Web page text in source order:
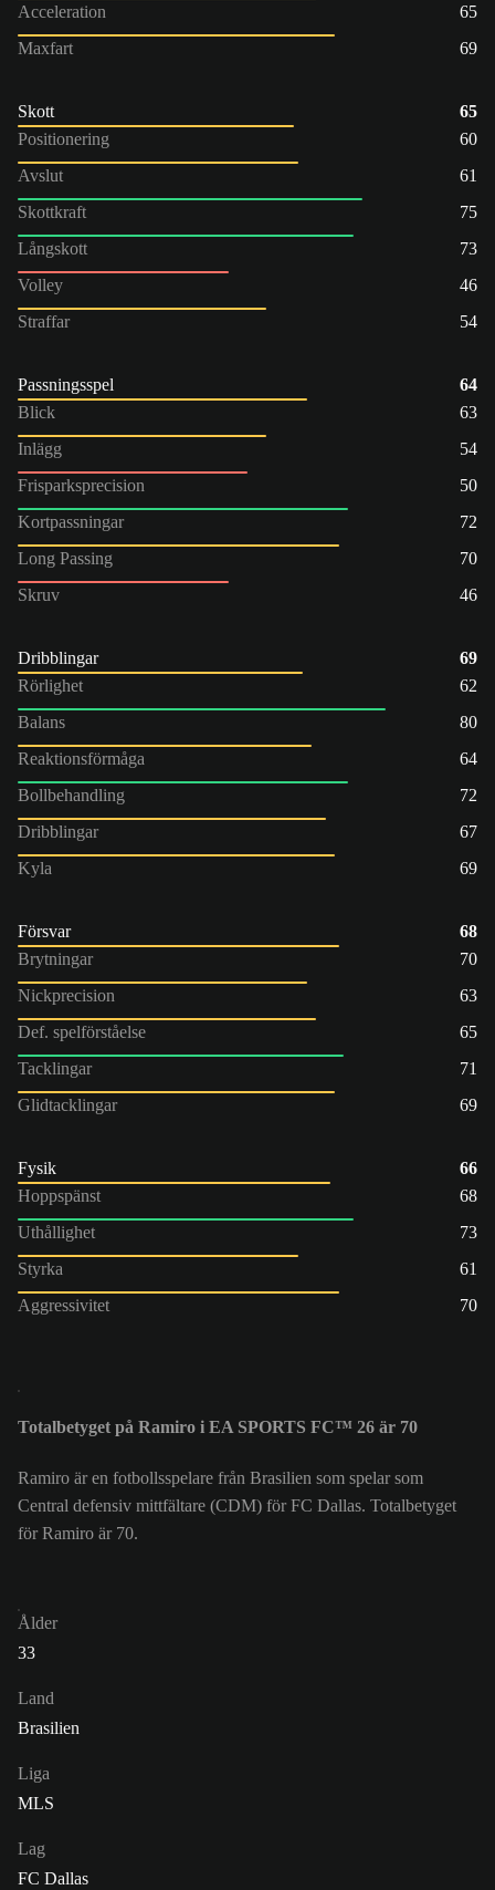
Acceleration
65
Maxfart
69
Skott
65
Positionering
60
Avslut
61
Skottkraft
75
Långskott
73
Volley
46
Straffar
54
Passningsspel
64
Blick
63
Inlägg
54
Frisparksprecision
50
Kortpassningar
72
Long Passing
70
Skruv
46
Dribblingar
69
Rörlighet
62
Balans
80
Reaktionsförmåga
64
Bollbehandling
72
Dribblingar
67
Kyla
69
Försvar
68
Brytningar
70
Nickprecision
63
Def. spelförståelse
65
Tacklingar
71
Glidtacklingar
69
Fysik
66
Hoppspänst
68
Uthållighet
73
Styrka
61
Aggressivitet
70
Totalbetyget på Ramiro i EA SPORTS FC™ 26 är 70
Ramiro är en fotbollsspelare från Brasilien som spelar som
Central defensiv mittfältare (CDM) för FC Dallas. Totalbetyget
för Ramiro är 70.
Ålder
33
Land
Brasilien
Liga
MLS
Lag
FC Dallas